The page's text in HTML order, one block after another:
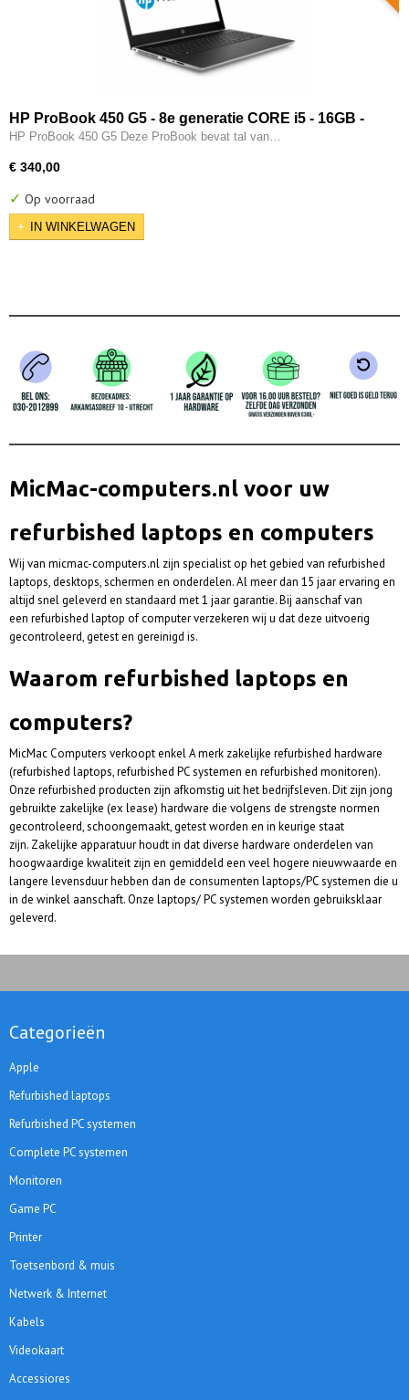
HP ProBook 450 G5 - 8e generatie CORE i5 - 16GB -
256GB SSD - USB 3.0/c - Intel UHD - W11 Pro
HP ProBook 450 G5 Deze ProBook bevat tal van…
€ 340,00
✓ Op voorraad
IN WINKELWAGEN
MicMac-computers.nl voor uw
refurbished laptops en computers
Wij van micmac-computers.nl zijn specialist op het gebied van refurbished
laptops, desktops, schermen en onderdelen. Al meer dan 15 jaar ervaring en
altijd snel geleverd en standaard met 1 jaar garantie. Bij aanschaf van
een refurbished laptop of computer verzekeren wij u dat deze uitvoerig
gecontroleerd, getest en gereinigd is.
Waarom refurbished laptops en
computers?
MicMac Computers verkoopt enkel A merk zakelijke refurbished hardware
(refurbished laptops, refurbished PC systemen en refurbished monitoren).
Onze refurbished producten zijn afkomstig uit het bedrijfsleven. Dit zijn jong
gebruikte zakelijke (ex lease) hardware die volgens de strengste normen
gecontroleerd, schoongemaakt, getest worden en in keurige staat
zijn. Zakelijke apparatuur houdt in dat diverse hardware onderdelen van
hoogwaardige kwaliteit zijn en gemiddeld een veel hogere nieuwwaarde en
langere levensduur hebben dan de consumenten laptops/PC systemen die u
in de winkel aanschaft. Onze laptops/ PC systemen worden gebruiksklaar
geleverd.
Categorieën
Apple
Refurbished laptops
Refurbished PC systemen
Complete PC systemen
Monitoren
Game PC
Printer
Toetsenbord & muis
Netwerk & Internet
Kabels
Videokaart
Accessiores